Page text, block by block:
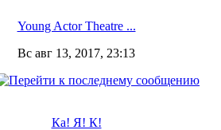
Young Actor Theatre ...
Вс авг 13, 2017, 23:13
Ка! Я! К!